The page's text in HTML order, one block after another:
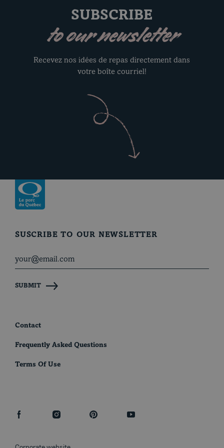
SUBSCRIBE
to our newsletter
Recevez nos idées de repas directement dans
votre boîte courriel!
Return to homepage
facebook instagram pinterest youtube
Contact
Frequently Asked Questions
Terms Of Use
SUSCRIBE TO OUR NEWSLETTER
SUBMIT